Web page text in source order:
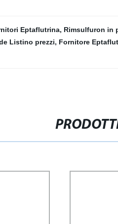
Eptaflutrina, Rimsulfuron in
Listino prezzi, Fornitore